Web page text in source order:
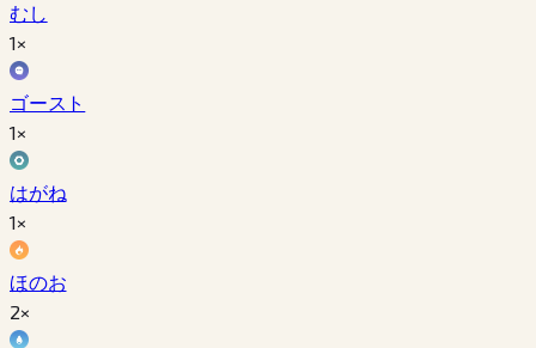
むし
1×
ゴースト
1×
はがね
1×
ほのお
2×